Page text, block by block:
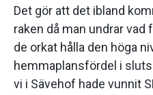
Det gör att det ibland
raken då man undrar vad
de orkat hålla den höga
hemmaplansfördel i
vi i Sävehof hade vunnit